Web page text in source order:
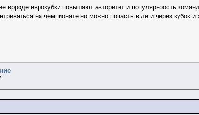
врроде еврокубки повышают авторитет и популярноость
на чемпионате.но можно попасть в ле и через кубок